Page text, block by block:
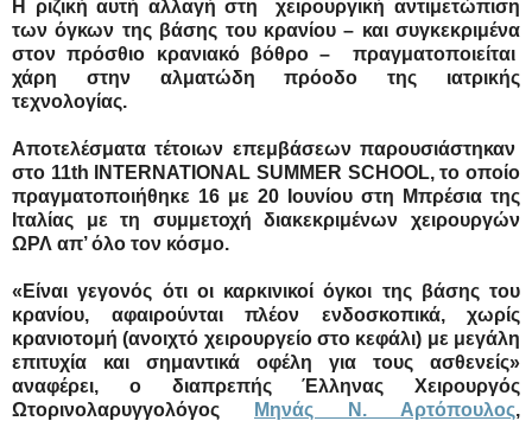
Η ριζική αυτή αλλαγή στη χειρουργική αντιμετώπιση
των όγκων της βάσης του κρανίου – και συγκεκριμένα
στον πρόσθιο κρανιακό βόθρο – πραγματοποιείται
χάρη στην αλματώδη πρόοδο της ιατρικής
τεχνολογίας.
Αποτελέσματα τέτοιων επεμβάσεων παρουσιάστηκαν
στο 11th INTERNATIONAL SUMMER SCHOOL, το οποίο
πραγματοποιήθηκε 16 με 20 Ιουνίου στη Μπρέσια της
Ιταλίας με τη συμμετοχή διακεκριμένων χειρουργών
ΩΡΛ απ’ όλο τον κόσμο.
«Είναι γεγονός ότι οι καρκινικοί όγκοι της βάσης του
κρανίου, αφαιρούνται πλέον ενδοσκοπικά, χωρίς
κρανιοτομή (ανοιχτό χειρουργείο στο κεφάλι) με μεγάλη
επιτυχία και σημαντικά οφέλη για τους ασθενείς»
αναφέρει, ο διαπρεπής Έλληνας Χειρουργός
Ωτορινολαρυγγολόγος
Μηνάς Ν. Αρτόπουλος,